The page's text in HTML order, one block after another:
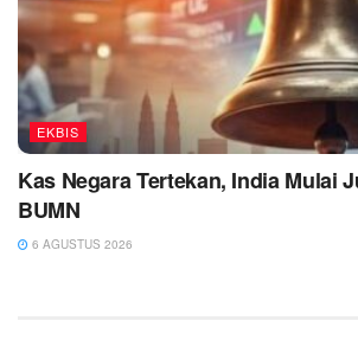
EKBIS
Kas Negara Tertekan, India Mulai
BUMN
6 AGUSTUS 2026